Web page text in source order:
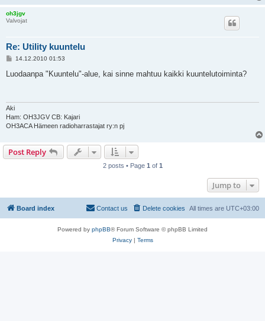
oh3jgv
Valvojat
Re: Utility kuuntelu
P
s
14.12.2010 01:53
Luodaanpa "Kuuntelu"-alue, kai sinne mahtuu kaikki kuuntelutoiminta?
Aki
Ham: OH3JGV CB: Kajari
OH3ACA Hämeen radioharrastajat ry:n pj
Post Reply
2 posts • Page 1 of 1
Jump to
Board index All times are UTC+03:00
Delete cookies
Contact us
Powered by phpBB® Forum Software © phpBB Limited
Privacy| Terms